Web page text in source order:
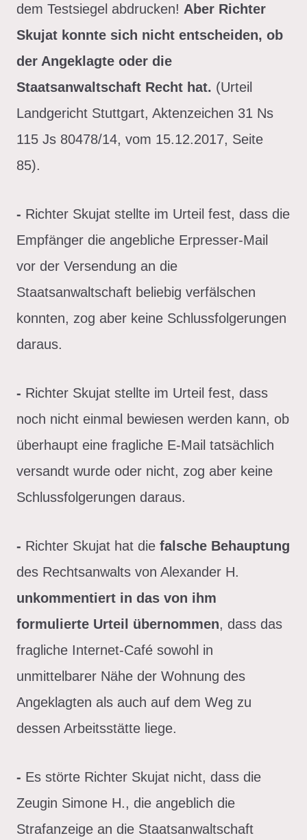
dem Testsiegel abdrucken! Aber Richter
Skujat konnte sich nicht entscheiden, ob
der Angeklagte oder die
Staatsanwaltschaft Recht hat. (Urteil
Landgericht Stuttgart, Aktenzeichen 31 Ns
115 Js 80478/14, vom 15.12.2017, Seite
85).
- Richter Skujat stellte im Urteil fest, dass die
Empfänger die angebliche Erpresser-Mail
vor der Versendung an die
Staatsanwaltschaft beliebig verfälschen
konnten, zog aber keine Schlussfolgerungen
daraus.
- Richter Skujat stellte im Urteil fest, dass
noch nicht einmal bewiesen werden kann, ob
überhaupt eine fragliche E-Mail tatsächlich
versandt wurde oder nicht, zog aber keine
Schlussfolgerungen daraus.
- Richter Skujat hat die falsche Behauptung
des Rechtsanwalts von Alexander H.
unkommentiert in das von ihm
formulierte Urteil übernommen, dass das
fragliche Internet-Café sowohl in
unmittelbarer Nähe der Wohnung des
Angeklagten als auch auf dem Weg zu
dessen Arbeitsstätte liege.
- Es störte Richter Skujat nicht, dass die
Zeugin Simone H., die angeblich die
Strafanzeige an die Staatsanwaltschaft